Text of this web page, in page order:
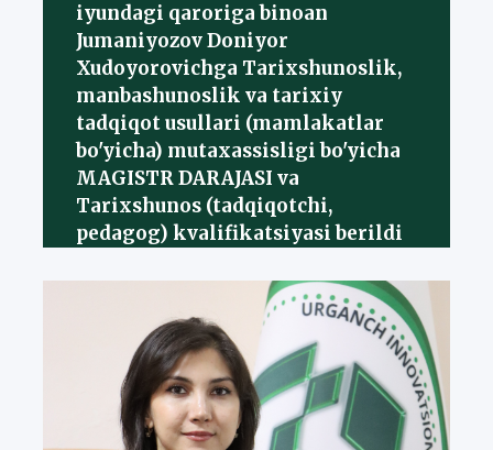
iyundagi qaroriga binoan
Jumaniyozov Doniyor
Xudoyorovichga Tarixshunoslik,
manbashunoslik va tarixiy
tadqiqot usullari (mamlakatlar
bo'yicha) mutaxassisligi bo'yicha
MAGISTR DARAJASI va
Tarixshunos (tadqiqotchi,
pedagog) kvalifikatsiyasi berildi